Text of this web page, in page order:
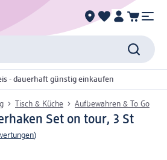
- dauerhaft günstig einkaufen
Tisch & Küche Aufbewahren & To Go
Set on tour, 3 St
)